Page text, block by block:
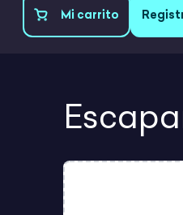
Mi carrito